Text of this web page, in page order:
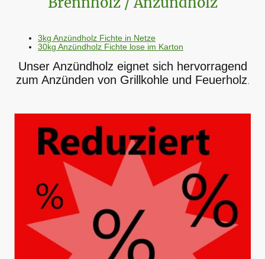
3kg Anzündholz Fichte in Netze
30kg Anzündholz Fichte lose im Karton
Unser Anzündholz eignet sich hervorragend
zum Anzünden von Grillkohle und Feuerholz